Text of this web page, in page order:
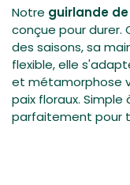
Notre guirlande
conçue pour durer.
des saisons, sa
flexible, elle
et métamorphose
paix floraux.
parfaitement pour